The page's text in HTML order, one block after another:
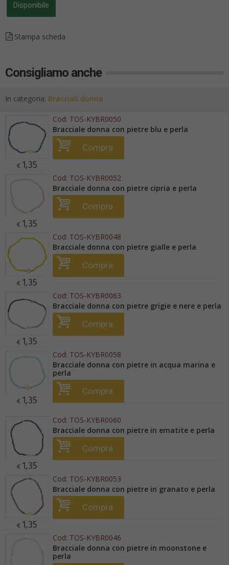
Disponibile
Stampa scheda
Consigliamo anche
In categoria: Bracciali donna
€ 1,35
Cod: TOS-KYBR0050
Bracciale donna con pietre blu e perla
Compra
€ 1,35
Cod: TOS-KYBR0052
Bracciale donna con pietre cipria e perla
Compra
€ 1,35
Cod: TOS-KYBR0048
Bracciale donna con pietre gialle e perla
Compra
€ 1,35
Cod: TOS-KYBR0063
Bracciale donna con pietre grigie e nere e perla
Compra
€ 1,35
Cod: TOS-KYBR0058
Bracciale donna con pietre in acqua marina e
perla
Compra
€ 1,35
Cod: TOS-KYBR0060
Bracciale donna con pietre in ematite e perla
Compra
€ 1,35
Cod: TOS-KYBR0053
Bracciale donna con pietre in granato e perla
Compra
Cod: TOS-KYBR0046
Bracciale donna con pietre in moonstone e
perla